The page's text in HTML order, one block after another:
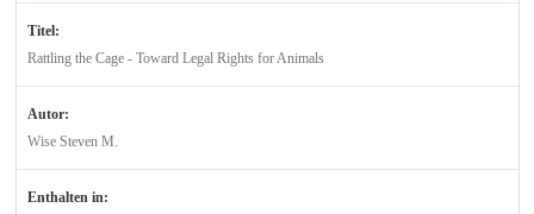
Titel:
Rattling the Cage - Toward Legal Rights for Animals
Autor:
Wise Steven M.
Enthalten in: